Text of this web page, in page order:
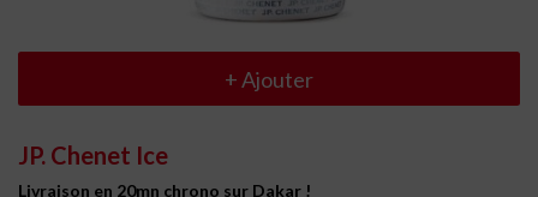
+Ajouter
JP. Chenet Ice
Livraison en 20mn chrono sur Dakar !